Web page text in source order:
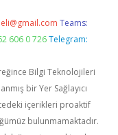
Teams:
606 0 726 Telegram:
Bilgi Teknolojileri
bir Yer Sağlayıcı
içerikleri proaktif
bulunmamaktadır.